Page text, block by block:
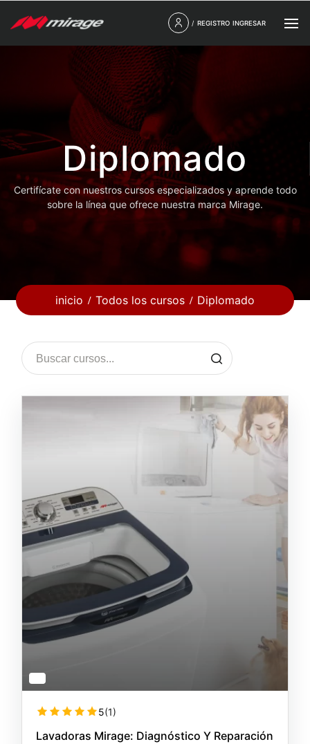
/ REGISTRO INGRESAR
Diplomado
Certifícate con nuestros cursos especializados y aprende todo
sobre la línea que ofrece nuestra marca Mirage.
inicio Todos los cursos Diplomado
5(1)
Lavadoras Mirage: Diagnóstico Y Reparación